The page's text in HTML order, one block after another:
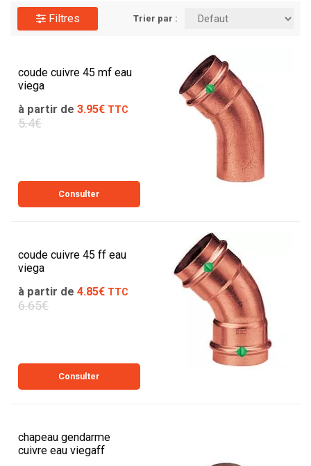
construction. Des milliers de produits de plomberie de grandes
marques disponibles au meilleur prix, à portée de clic. C'est le moment
Filtres Trier par :
coude cuivre 45 mf eau
viega
à partir de 3.95€ TTC
5.4€
Consulter
coude cuivre 45 ff eau
viega
à partir de 4.85€ TTC
6.65€
Consulter
chapeau gendarme
cuivre eau viegaff